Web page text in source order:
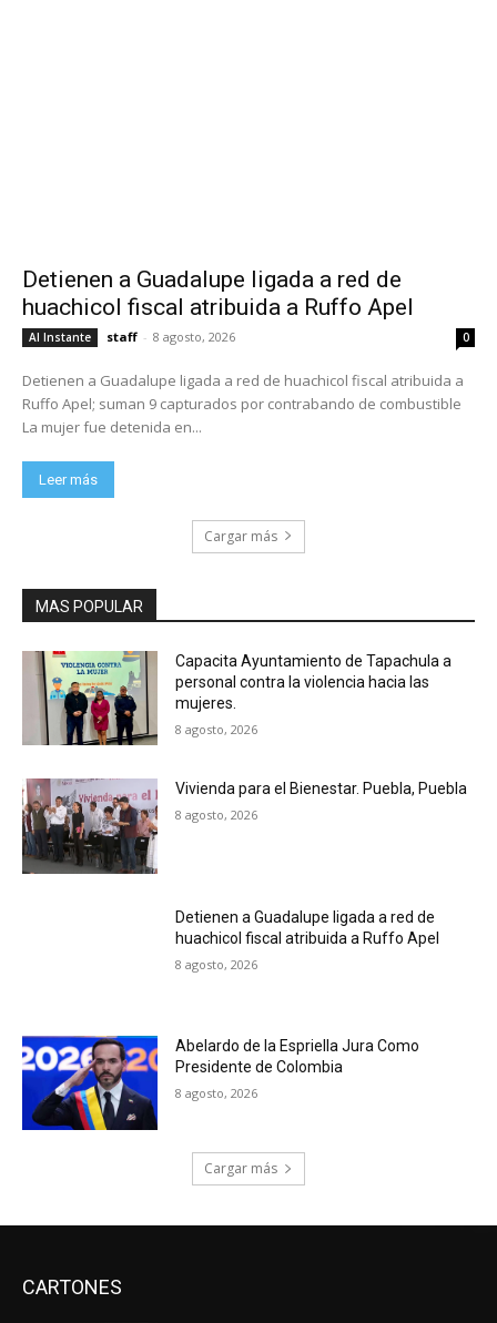
Detienen a Guadalupe ligada a red de
huachicol fiscal atribuida a Ruffo Apel
Al Instante staff - 8 agosto, 2026 0
Detienen a Guadalupe ligada a red de huachicol fiscal atribuida a
Ruffo Apel; suman 9 capturados por contrabando de combustible
La mujer fue detenida en...
Leer más
Cargar más
MAS POPULAR
Capacita Ayuntamiento de Tapachula a
personal contra la violencia hacia las
mujeres.
8 agosto, 2026
Vivienda para el Bienestar. Puebla, Puebla
8 agosto, 2026
Detienen a Guadalupe ligada a red de
huachicol fiscal atribuida a Ruffo Apel
8 agosto, 2026
Abelardo de la Espriella Jura Como
Presidente de Colombia
8 agosto, 2026
Cargar más
CARTONES